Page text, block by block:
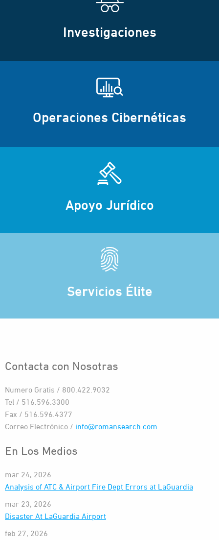
Investigaciones
Operaciones Cibernéticas
Apoyo Jurídico
Servicios Élite
Contacta con Nosotras
Numero Gratis / 800.422.9032
Tel / 516.596.3300
Fax / 516.596.4377
Correo Electrónico / info@romansearch.com
En Los Medios
mar 24, 2026
Analysis of ATC & Airport Fire Dept Errors at LaGuardia
mar 23, 2026
Disaster At LaGuardia Airport
feb 27, 2026